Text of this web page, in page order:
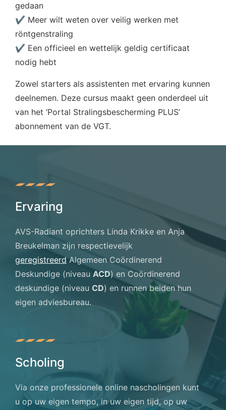
gedaan
✔ Meer wilt weten over veilig werken met
röntgenstraling
✔ Een officieel en wettelijk geldig certificaat
nodig hebt
Zowel starters als assistenten met ervaring kunnen
deelnemen. Deze cursus maakt geen onderdeel uit
van het ‘Portal Stralingsbescherming PLUS’
abonnement van de VGT.
Ervaring
AVS-Radiant oprichters Linda Krikke en Anja
Breukelman zijn respectievelijk
geregistreerdAlgemeen Coördinerend
Deskundige (niveau ACD) en Coördinerend
deskundige (niveau CD) en runnen beiden hun
eigen adviesbureau.
Scholing
Via onze professionele online nascholingen kunt
u op uw eigen tempo, in uw eigen tijd, op uw